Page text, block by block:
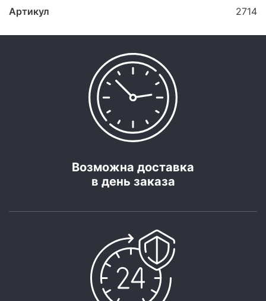
Артикул 2714
Возможна доставка
в день заказа